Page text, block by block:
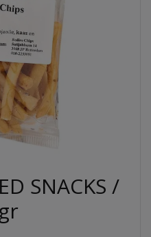
SNACKS /